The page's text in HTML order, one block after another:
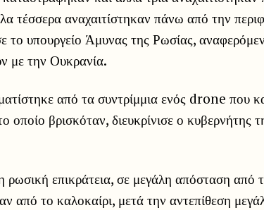
τέσσερα αναχαιτίστηκαν πάνω από την
υπουργείο Άμυνας της Ρωσίας,
με την Ουκρανία.
από τα συντρίμμια ενός drone που
οποίο βρισκόταν, διευκρίνισε ο κυβερνήτης
ρωσική επικράτεια, σε μεγάλη απόσταση από
από το καλοκαίρι, μετά την αντεπίθεση